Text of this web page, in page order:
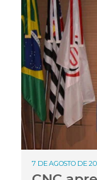
7 DE AGOSTO DE